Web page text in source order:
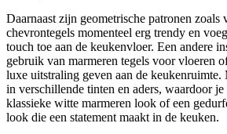
Daarnaast zijn geometrische patronen zoals
chevrontegels momenteel erg trendy en
touch toe aan de keukenvloer. Een andere
gebruik van marmeren tegels voor vloeren
luxe uitstraling geven aan de
in verschillende tinten en aders, waardoor
klassieke witte marmeren look of een
look die een statement maakt in de keuken.